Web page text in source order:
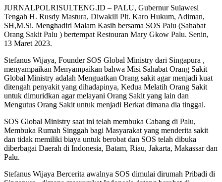
JURNALPOLRISULTENG.ID – PALU, Gubernur Sulawesi
Tengah H. Rusdy Mastura, Diwakili Plt. Karo Hukum, Adiman,
SH,M.Si. Menghadiri Malam Kasih bersama SOS Palu (Sahabat
Orang Sakit Palu ) bertempat Restouran Mary Gkow Palu. Senin,
13 Maret 2023.
Stefanus Wijaya, Founder SOS Global Ministry dari Singapura ,
menyampaikan Menyampaikan bahwa Misi Sahabat Orang Sakit
Global Ministry adalah Menguatkan Orang sakit agar menjadi kuat
ditengah penyakit yang dihadapinya, Kedua Melatih Orang Sakit
untuk dimuridkan agar melayani Orang Sakit yang lain dan
Mengutus Orang Sakit untuk menjadi Berkat dimana dia tinggal.
SOS Global Ministry saat ini telah membuka Cabang di Palu,
Membuka Rumah Singgah bagi Masyarakat yang menderita sakit
dan tidak memiliki biaya untuk berobat dan SOS telah dibuka
diberbagai Daerah di Indonesia, Batam, Riau, Jakarta, Makassar dan
Palu.
Stefanus Wijaya Bercerita awalnya SOS dimulai dirumah Pribadi di